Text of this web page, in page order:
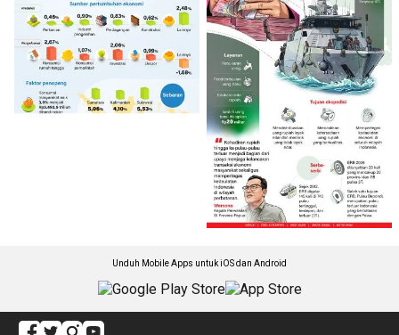
Unduh Mobile Apps untuk iOS dan Android